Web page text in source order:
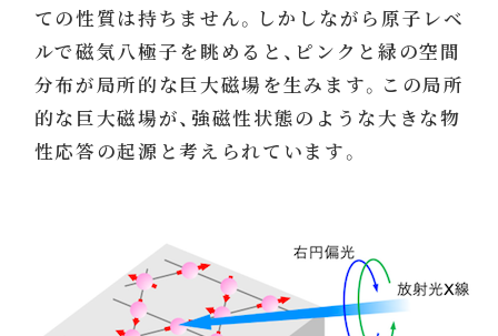
ての性質は持ちません。しかしながら原子レベ
ルで磁気八極子を眺めると、ピンクと緑の空間
分布が局所的な巨大磁場を生みます。この局所
的な巨大磁場が、強磁性状態のような大きな物
性応答の起源と考えられています。